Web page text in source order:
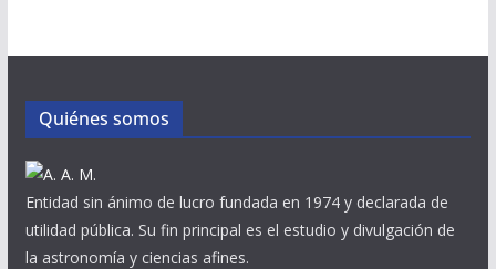
Quiénes somos
Entidad sin ánimo de lucro fundada en 1974 y declarada de
utilidad pública. Su fin principal es el estudio y divulgación de
la astronomía y ciencias afines.